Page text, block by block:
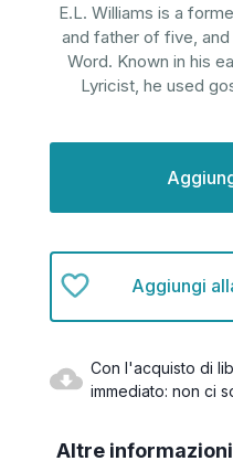
E.L. Williams is a
and father of five,
Word. Known in his
Lyricist, he used
Aggiungi
Con l'acquisto di
immediato: non ci
Altre